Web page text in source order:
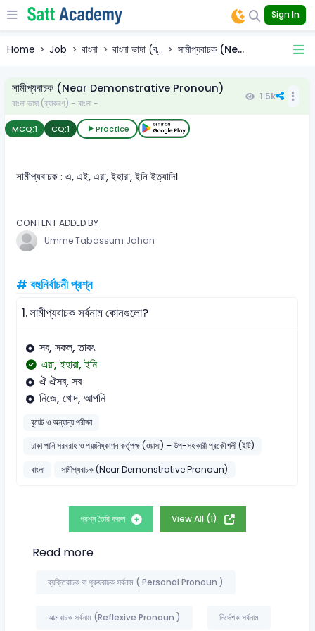
Sign In
Home Job বাংলা বাংলা ভাষা (ব্... সামীপ্যবাচক (Ne...
সামীপ্যবাচক (Near Demonstrative Pronoun)
বাংলা ভাষা (ব্যাকরণ) - বাংলা -
1.5k
MCQ:1 CQ:1 Practice
সামীপ্যবাচক : এ, এই, এরা, ইহারা, ইনি ইত্যাদি।
CONTENT ADDED BY
Umme Tabassum Jahan
# বহুনির্বাচনী প্রশ্ন
1.সামীপ্যবাচক সর্বনাম কোনগুলো?
সব, সকল, তাবৎ
এরা, ইহারা, ইনি
ঐ ঐসব, সব
নিজে, খোদ, আপনি
বুয়েট ও অন্যান্য পরীক্ষা
ঢাকা পানি সরবরাহ ও পয়ঃনিষ্কাশন কর্তৃপক্ষ (ওয়াসা) – উপ-সহকারী প্রকৌশলী (ইটি)
বাংলা
সামীপ্যবাচক (Near Demonstrative Pronoun)
প্রশ্ন তৈরি করুন View All (1)
Read more
ব্যক্তিবাচক বা পুরুষবাচক সর্বনাম ( Personal Pronoun )
আত্মবাচক সর্বনাম (Reflexive Pronoun ) নির্দেশক সর্বনাম